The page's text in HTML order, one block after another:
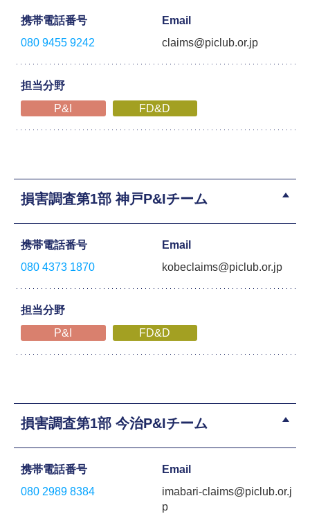
携帯電話番号
080 9455 9242
Email
claims@piclub.or.jp
担当分野
P&I
FD&D
損害調査第1部 神戸P&Iチーム
携帯電話番号
080 4373 1870
Email
kobeclaims@piclub.or.jp
担当分野
P&I
FD&D
損害調査第1部 今治P&Iチーム
携帯電話番号
080 2989 8384
Email
imabari-claims@piclub.or.j
p